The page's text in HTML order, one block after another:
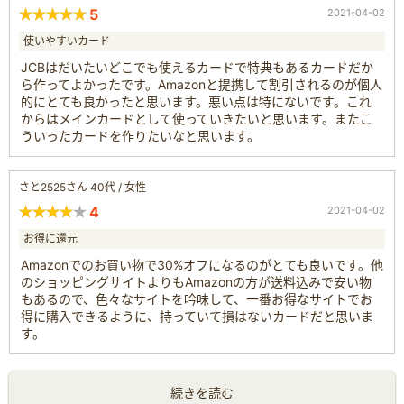
5 2021-04-02
使いやすいカード
JCBはだいたいどこでも使えるカードで特典もあるカードだか
ら作ってよかったです。Amazonと提携して割引されるのが個人
的にとても良かったと思います。悪い点は特にないです。これ
からはメインカードとして使っていきたいと思います。またこ
ういったカードを作りたいなと思います。
さと2525さん 40代 / 女性
4 2021-04-02
お得に還元
Amazonでのお買い物で30%オフになるのがとても良いです。他
のショッピングサイトよりもAmazonの方が送料込みで安い物
もあるので、色々なサイトを吟味して、一番お得なサイトでお
得に購入できるように、持っていて損はないカードだと思いま
す。
続きを読む